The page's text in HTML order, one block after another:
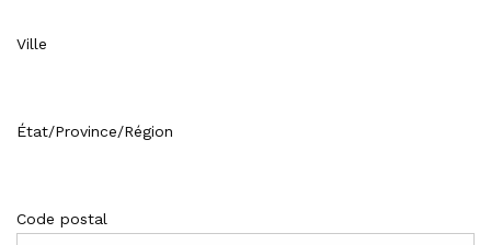
Ville
État/Province/Région
Code postal